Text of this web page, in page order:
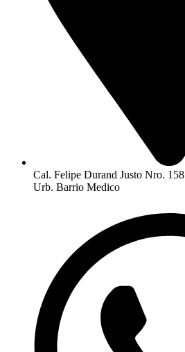
Cal. Felipe Durand Justo Nro. 158
Urb. Barrio Medico